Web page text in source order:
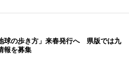
球の歩き方」来春発行へ 県版では九
報を募集